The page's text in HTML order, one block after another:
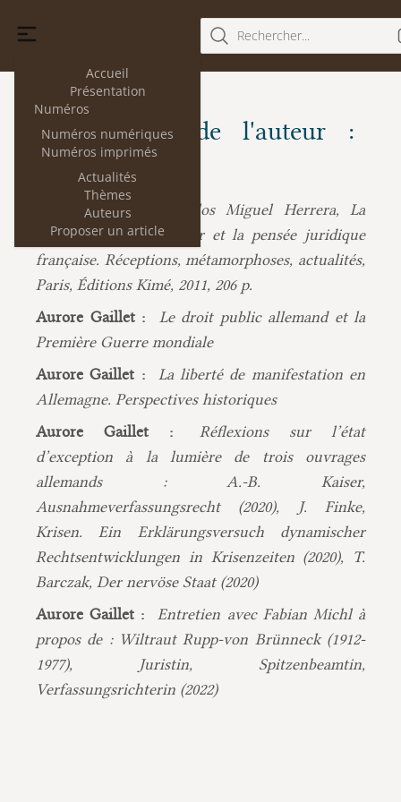
Accueil
Présentation
Numéros
Numéros numériques
Numéros imprimés
Actualités
Thèmes
Auteurs
Proposer un article
Rechercher...
Les articles de l'auteur :
Aurore Gaillet
Aurore Gaillet :
Carlos Miguel Herrera, La
Constitution de Weimar et la pensée juridique
française. Réceptions, métamorphoses, actualités,
Paris, Éditions Kimé, 2011, 206 p.
Aurore Gaillet :
Le droit public allemand et la
Première Guerre mondiale
Aurore Gaillet :
La liberté de manifestation en
Allemagne. Perspectives historiques
Aurore Gaillet :
Réflexions sur l’état
d’exception à la lumière de trois ouvrages
allemands : A.-B. Kaiser,
Ausnahmeverfassungsrecht (2020), J. Finke,
Krisen. Ein Erklärungsversuch dynamischer
Rechtsentwicklungen in Krisenzeiten (2020), T.
Barczak, Der nervöse Staat (2020)
Aurore Gaillet :
Entretien avec Fabian Michl à
propos de : Wiltraut Rupp-von Brünneck (1912-
1977), Juristin, Spitzenbeamtin,
Verfassungsrichterin (2022)